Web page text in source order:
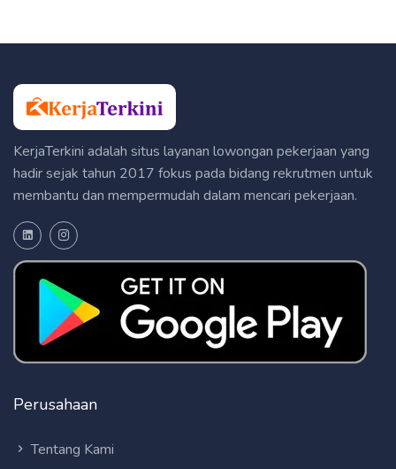
KerjaTerkini adalah situs layanan lowongan pekerjaan yang
hadir sejak tahun 2017 fokus pada bidang rekrutmen untuk
membantu dan mempermudah dalam mencari pekerjaan.
Perusahaan
Tentang Kami